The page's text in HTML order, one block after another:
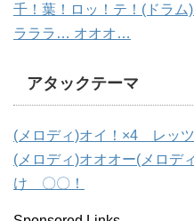
千！葉！ロッ！テ！(ドラム)
ラララ… オオオ…
アタックテーマ
(メロディ)オイ！×4 レッツ
(メロディ)オオオー(メロ
け 〇〇！